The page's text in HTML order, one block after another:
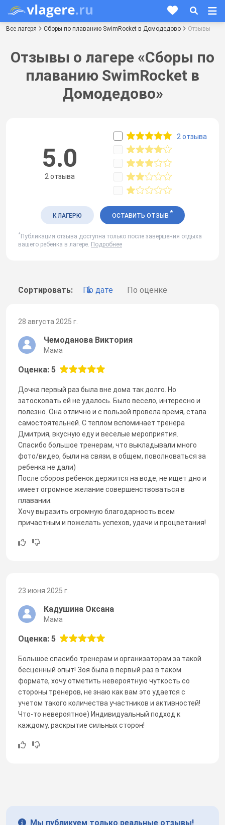
Все лагеря Сборы по плаванию SwimRocket в Домодедово Отзывы
Отзывы о лагере «Сборы по
плаванию SwimRocket в
Домодедово»
Сортировать: По дате По оценке
28 августа 2025 г.
Чемоданова Виктория
Мама
Оценка: 5
Дочка первый раз была вне дома так долго. Но
затосковать ей не удалось. Было весело, интересно и
полезно. Она отлично и с пользой провела время, стала
самостоятельней. С теплом вспоминает тренера
Дмитрия, вкусную еду и веселые мероприятия.
Спасибо большое тренерам, что выкладывали много
фото/видео, были на связи, в общем, поволноваться за
ребенка не дали)
После сборов ребенок держится на воде, не ищет дно и
имеет огромное желание совершенствоваться в
плавании.
Хочу выразить огромную благодарность всем
причастным и пожелать успехов, удачи и процветания!
23 июня 2025 г.
Кадушина Оксана
Мама
Оценка: 5
Большое спасибо тренерам и организаторам за такой
бесценный опыт! Зоя была в первый раз в таком
формате, хочу отметить невероятную чуткость со
стороны тренеров, не знаю как вам это удается с
учетом такого количества участников и активностей!
Что-то невероятное) Индивидуальный подход к
каждому, раскрытие сильных сторон!
5.0
2 отзыва
2 отзыва
К ЛАГЕРЮ ОСТАВИТЬ ОТЗЫВ *
* Публикация отзыва доступна только после завершения отдыха
вашего ребенка в лагере. Подробнее
Мы публикуем только реальные отзывы!